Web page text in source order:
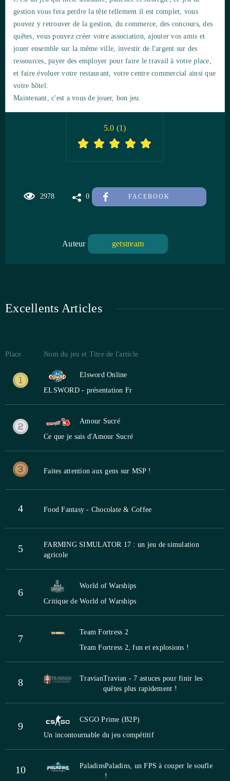
gestion vous fera perdre la tête tellement il est complet, vous
pouvez y retrouver de la gestion, du commerce, des concours, des
quêtes, vous pouvez créer votre association, ajouter vos amis et
jouer ensemble sur la même ville, investir de l'argent sur des
ressources, payer des employer pour faire le travail à votre place,
et faire évoluer votre restaurant, votre centre commercial ainsi que
votre hôtel.
Maintenant, c'est a vous de jouer, bon jeu.
2978 0 FACEBOOK
5.0 (1)
Auteur getstream
Excellents Articles
Place Nom du jeu et Titre de l'article
Elsword Online
ELSWORD - présentation Fr
Amour Sucré
Ce que je sais d'Amour Sucré
Faites attention aux gens sur MSP !
4 Food Fantasy - Chocolate & Coffee
5
FARMING SIMULATOR 17 : un jeu de simulation
agricole
6
World of Warships
Critique de World of Warships
7
Team Fortress 2
Team Fortress 2, fun et explosions !
8 TravianTravian - 7 astuces pour finir les
quêtes plus rapidement !
9
CSGO Prime (B2P)
Un incontournable du jeu compétitif
10 PaladinsPaladins, un FPS à couper le soufle
!